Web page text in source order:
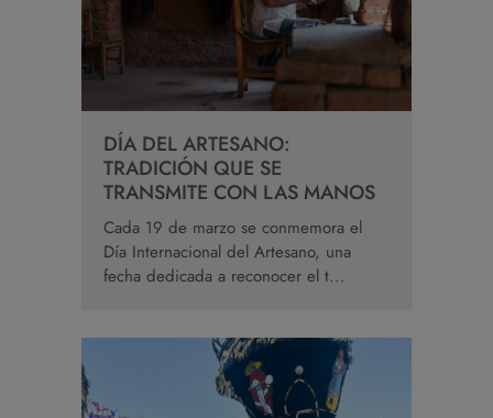
DÍA DEL ARTESANO:
TRADICIÓN QUE SE
TRANSMITE CON LAS MANOS
Cada 19 de marzo se conmemora el
Día Internacional del Artesano, una
fecha dedicada a reconocer el t...